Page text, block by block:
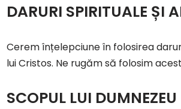
DARURI SPIRITUALE ȘI
Cerem înțelepciune în folosirea
lui Cristos. Ne rugăm să folosim
SCOPUL LUI DUMNEZEU